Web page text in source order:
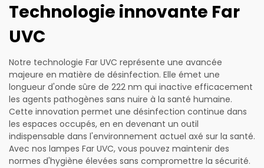
Technologie innovante Far
UVC
Notre technologie Far UVC représente une avancée
majeure en matière de désinfection. Elle émet une
longueur d'onde sûre de 222 nm qui inactive efficacement
les agents pathogènes sans nuire à la santé humaine.
Cette innovation permet une désinfection continue dans
les espaces occupés, en en devenant un outil
indispensable dans l'environnement actuel axé sur la santé.
Avec nos lampes Far UVC, vous pouvez maintenir des
normes d'hygiène élevées sans compromettre la sécurité.